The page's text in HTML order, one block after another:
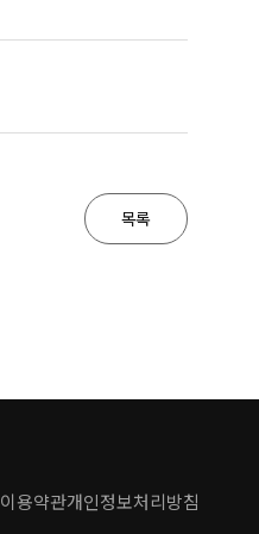
목록
이용약관개인정보처리방침